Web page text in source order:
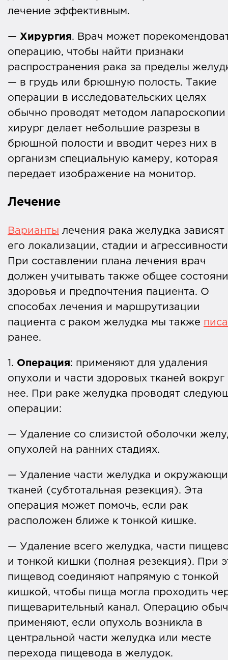
лечение эффективным.
— Хирургия . Врач может
операцию, чтобы найти признаки
распространения рака за пределы
— в грудь или брюшную полость. Такие
операции в исследовательских целях
обычно проводят методом
хирург делает небольшие разрезы в
брюшной полости и вводит через них в
организм специальную камеру, которая
передает изображение на монитор.
Лечение
Варианты лечения рака желудка зависят
его локализации, стадии и
При составлении плана лечения врач
должен учитывать также общее
здоровья и предпочтения пациента. О
способах лечения и маршрутизации
пациента с раком желудка мы также
ранее.
1. Операция: применяют для удаления
опухоли и части здоровых тканей вокруг
нее. При раке желудка проводят
операции:
— Удаление со слизистой оболочки
опухолей на ранних стадиях.
— Удаление части желудка и
тканей (субтотальная резекция). Эта
операция может помочь, если рак
расположен ближе к тонкой кишке.
— Удаление всего желудка, части
и тонкой кишки (полная резекция). При
пищевод соединяют напрямую с тонкой
кишкой, чтобы пища могла проходить
пищеварительный канал. Операцию
применяют, если опухоль возникла в
центральной части желудка или месте
перехода пищевода в желудок.